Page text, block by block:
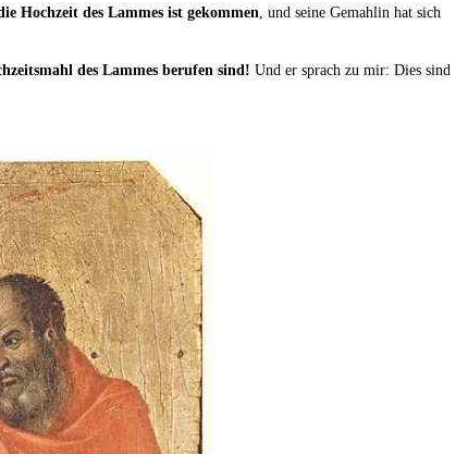
Hochzeit des Lammes ist gekommen, und seine Gemahlin hat sich
des Lammes berufen sind! Und er sprach zu mir: Dies sind